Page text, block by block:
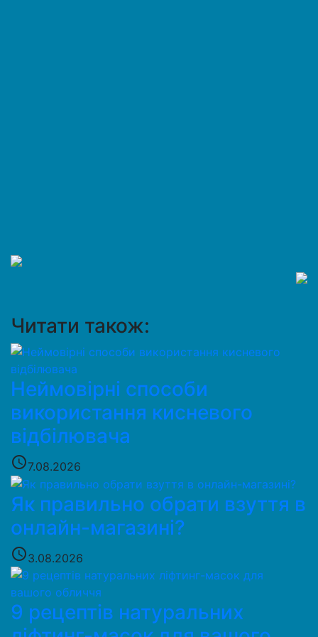
Читати також:
Неймовірні способи
використання кисневого
відбілювача
access_time7.08.2026
Як правильно обрати взуття в
онлайн-магазині?
access_time3.08.2026
9 рецептів натуральних